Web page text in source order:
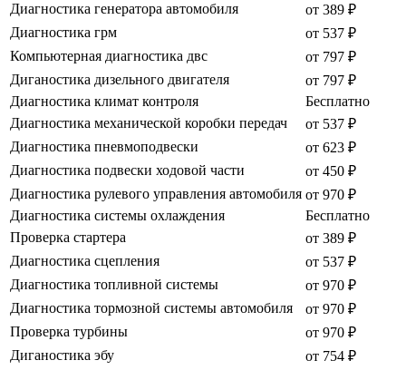
Диагностика генератора автомобиля
от 389 ₽
Диагностика грм
от 537 ₽
Компьютерная диагностика двс
от 797 ₽
Диганостика дизельного двигателя
от 797 ₽
Диагностика климат контроля
Бесплатно
Диагностика механической коробки передач
от 537 ₽
Диагностика пневмоподвески
от 623 ₽
Диагностика подвески ходовой части
от 450 ₽
Диагностика рулевого управления автомобиля от 970 ₽
Диагностика системы охлаждения
Бесплатно
Проверка стартера
от 389 ₽
Диагностика сцепления
от 537 ₽
Диагностика топливной системы
от 970 ₽
Диагностика тормозной системы автомобиля
от 970 ₽
Проверка турбины
от 970 ₽
Диганостика эбу
от 754 ₽